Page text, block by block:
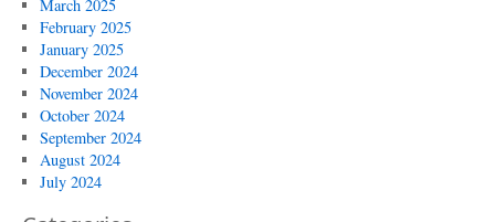
March 2025
February 2025
January 2025
December 2024
November 2024
October 2024
September 2024
August 2024
July 2024